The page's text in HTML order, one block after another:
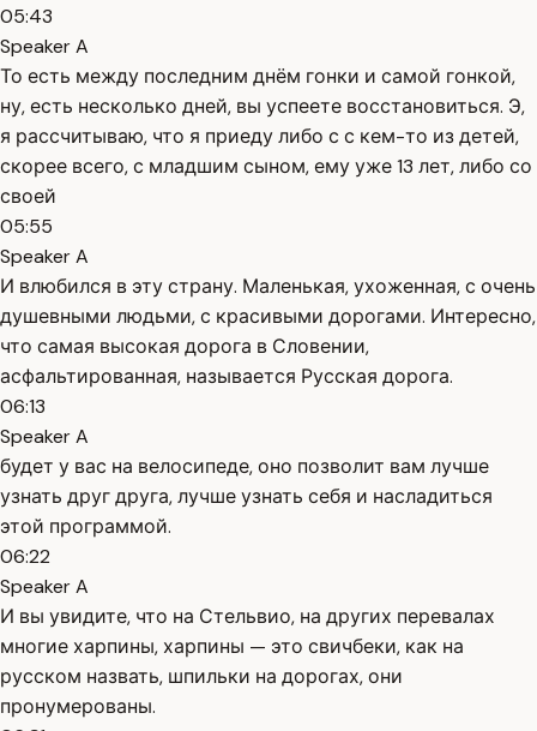
05:43
Speaker A
То есть между последним днём гонки и самой гонкой,
ну, есть несколько дней, вы успеете восстановиться. Э,
я рассчитываю, что я приеду либо с с кем-то из детей,
скорее всего, с младшим сыном, ему уже 13 лет, либо со
своей
05:55
Speaker A
И влюбился в эту страну. Маленькая, ухоженная, с очень
душевными людьми, с красивыми дорогами. Интересно,
что самая высокая дорога в Словении,
асфальтированная, называется Русская дорога.
06:13
Speaker A
будет у вас на велосипеде, оно позволит вам лучше
узнать друг друга, лучше узнать себя и насладиться
этой программой.
06:22
Speaker A
И вы увидите, что на Стельвио, на других перевалах
многие харпины, харпины — это свичбеки, как на
русском назвать, шпильки на дорогах, они
пронумерованы.